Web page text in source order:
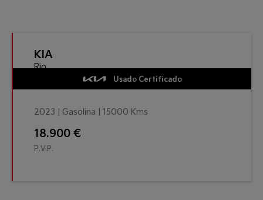
KIA
Rio
Usado Certificado
2023 | Gasolina | 15000 Kms
18.900 €
P.V.P.